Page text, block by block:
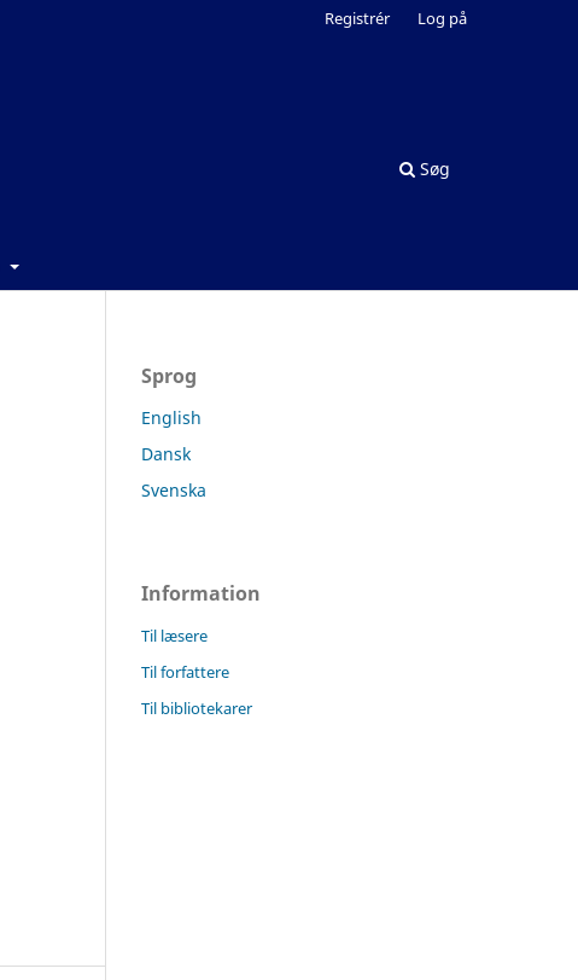
Søg
Registrér Log på
Sprog
English
Dansk
Svenska
Information
Til læsere
Til forfattere
Til bibliotekarer